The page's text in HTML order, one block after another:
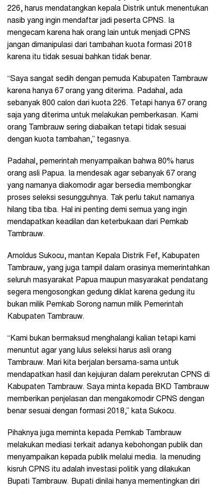
226, harus mendatangkan kepala Distrik untuk menentukan
nasib yang ingin mendaftar jadi peserta CPNS. Ia
mengecam karena hak orang lain untuk menjadi CPNS
jangan dimanipulasi dari tambahan kuota formasi 2018
karena itu tidak sesuai bahkan tidak benar.
“Saya sangat sedih dengan pemuda Kabupaten Tambrauw
karena hanya 67 orang yang diterima. Padahal, ada
sebanyak 800 calon dari kuota 226. Tetapi hanya 67 orang
saja yang diterima untuk melakukan pemberkasan. Kami
orang Tambrauw sering diabaikan tetapi tidak sesuai
dengan kuota tambahan,” tegasnya.
Padahal, pemerintah menyampaikan bahwa 80% harus
orang asli Papua. Ia mendesak agar sebanyak 67 orang
yang namanya diakomodir agar bersedia membongkar
proses seleksi sesungguhnya. Tak perlu takut namanya
hilang tiba tiba. Hal ini penting demi semua yang ingin
mendapatkan keadilan dan keterbukaan dari Pemkab
Tambrauw.
Arnoldus Sukocu, mantan Kepala Distrik Fef, Kabupaten
Tambrauw, yang juga tampil dalam orasinya memerintahkan
seluruh masyarakat Papua maupun masyarakat pendatang
segera mengosongkan gedung diklat karena gedung itu
bukan milik Pemkab Sorong namun milik Pemerintah
Kabupaten Tambrauw.
“Kami bukan bermaksud menghalangi kalian tetapi kami
menuntut agar yang lulus seleksi harus asli orang
Tambrauw. Mari kita berjalan bersama-sama untuk
mendapatkan hasil dan kejujuran dalam perekrutan CPNS di
Kabupaten Tambrauw. Saya minta kepada BKD Tambrauw
memberikan penjelasan dan mengakomodir CPNS dengan
benar sesuai dengan formasi 2018,” kata Sukocu.
Pihaknya juga meminta kepada Pemkab Tambrauw
melakukan mediasi terkait adanya kebohongan publik dan
menyampaikan kepada publik melalui media. Ia menuding
kisruh CPNS itu adalah investasi politik yang dilakukan
Bupati Tambrauw. Bupati dinilai hanya mementingkan diri